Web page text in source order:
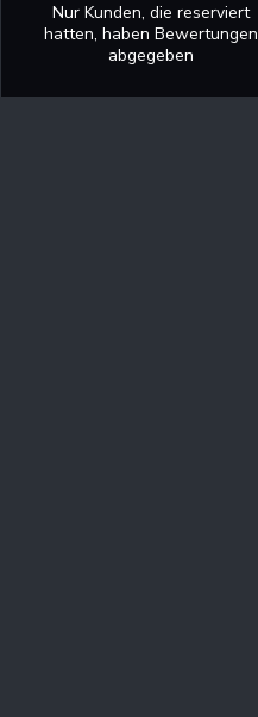
Nur Kunden, die reserviert
hatten, haben Bewertungen
abgegeben